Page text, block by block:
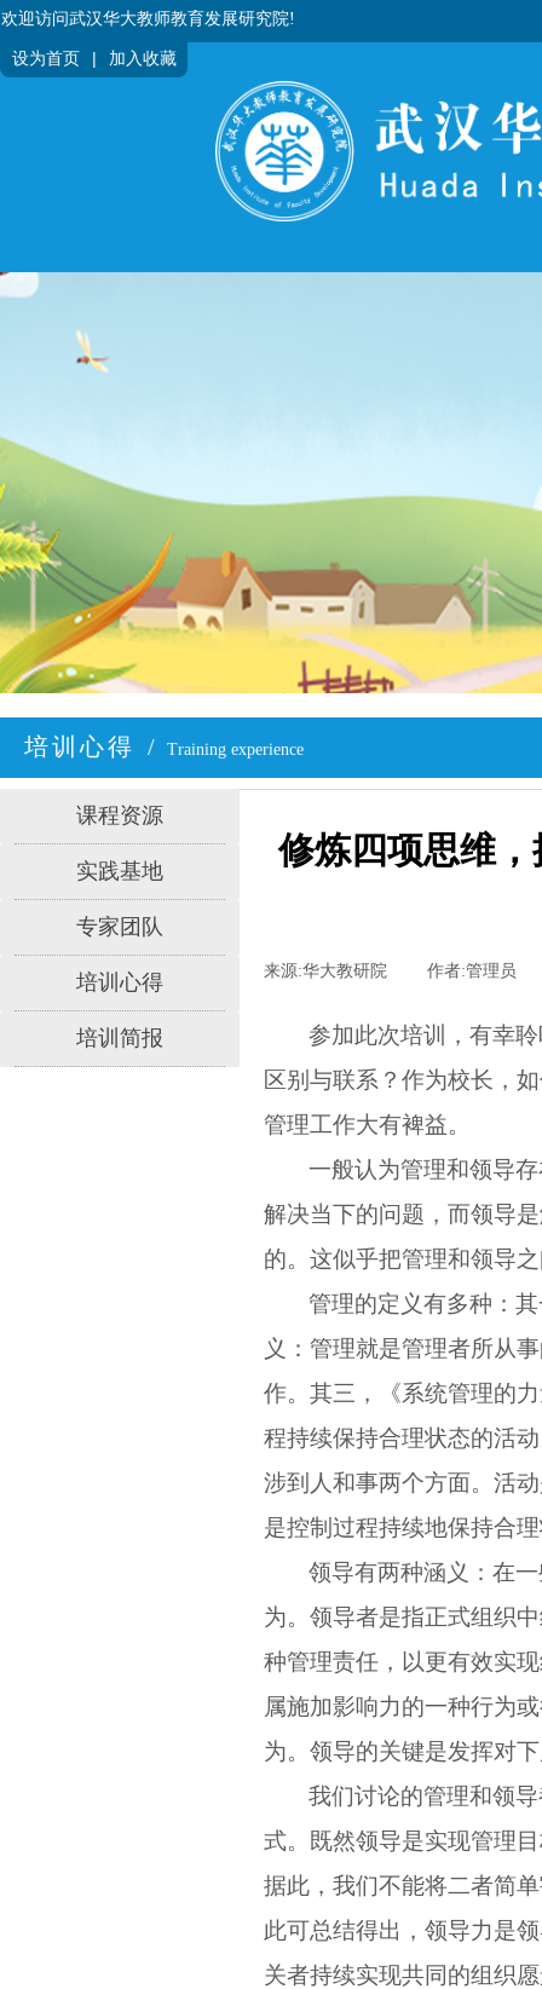
欢迎访问武汉华大教师教育发展研究院!
设为首页 | 加入收藏
培训心得 / Training experience
课程资源
实践基地
专家团队
培训心得
培训简报
修炼四项思维
来源:华大教研院 作者:管理员
参加此次培训，有幸
区别与联系？作为校长，
管理工作大有裨益。
一般认为管理和领导
解决当下的问题 ， 而领导
的。 这似乎把管理和领导
管理的定义有多种：
义：管理就是管理者所从
作。其三，《系统管理的
程持续保持合理状态的活
涉到人和事两个方面。活
是控制过程持续地保持合
领导有两种涵义：在
为。领导者是指正式组织
种管理责任，以更有效实
属施加影响力的一种行为
为。领导的关键是发挥对
我们讨论的管理和领
式。既然领导是实现管理
据此，我们不能将二者简
此可总结得出，领导力是
关者持续实现共同的组织